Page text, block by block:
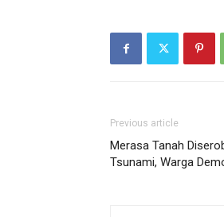
Previous article
Merasa Tanah
Tsunami, Warga